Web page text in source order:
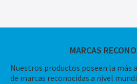
MARCAS
Nuestros productos poseen la más
de marcas reconocidas a nivel